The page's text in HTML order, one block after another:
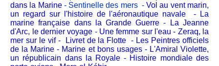
dans la Marine-Sentinelle des mers-Vol au vent marin,
un regard sur l'histoire de l'aéronautique navale
-
La
marine française dans la Grande Guerre -
La Jeanne
d'Arc, le dernier voyage - Une femme sur l'eau - Zeraq, la
mer sur le vif- Livret de la Flotte - Les Peintres officiels
de la Marine - Marine et bons usages-L'Amiral Violette,
un républicain dans la Royale - Histoire mondiale des